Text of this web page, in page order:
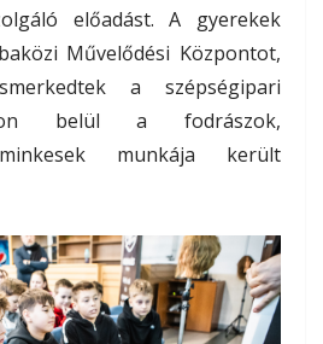
előadást. A gyerekek
Művelődési Központot,
a szépségipari
belül a fodrászok,
munkája került